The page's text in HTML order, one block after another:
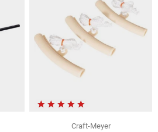
Craft-Meyer